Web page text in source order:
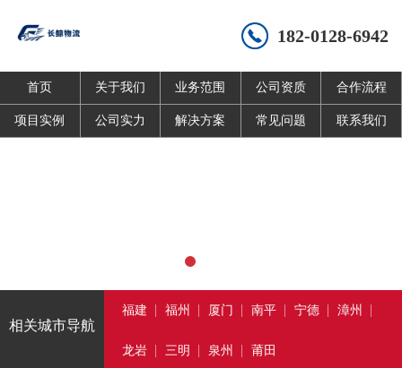
182-0128-6942
首页 关于我们 业务范围 公司资质 合作流程
项目实例 公司实力 解决方案 常见问题 联系我们
相关城市导航
福建 福州 厦门 南平 宁德 漳州
龙岩 三明 泉州 莆田